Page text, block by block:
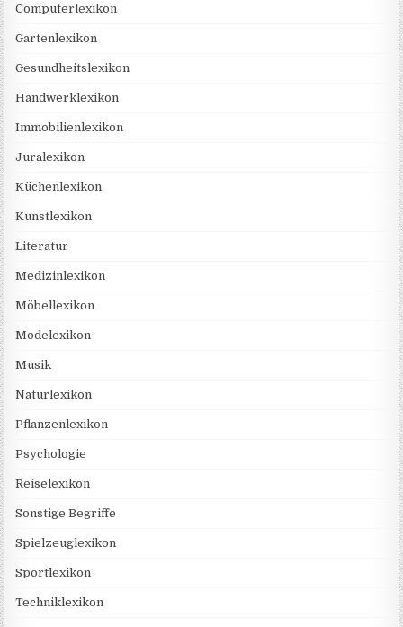
Computerlexikon
Gartenlexikon
Gesundheitslexikon
Handwerklexikon
Immobilienlexikon
Juralexikon
Küchenlexikon
Kunstlexikon
Literatur
Medizinlexikon
Möbellexikon
Modelexikon
Musik
Naturlexikon
Pflanzenlexikon
Psychologie
Reiselexikon
Sonstige Begriffe
Spielzeuglexikon
Sportlexikon
Techniklexikon